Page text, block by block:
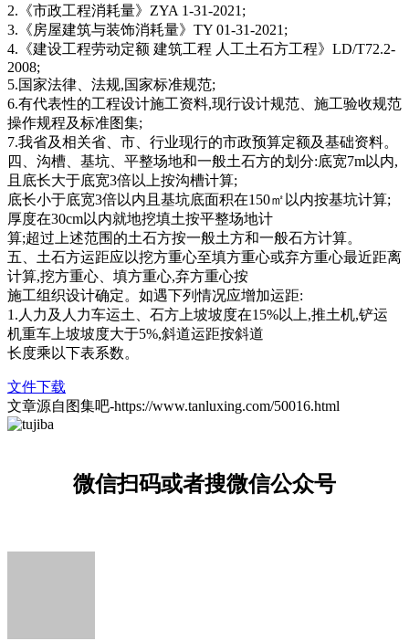
2.《市政工程消耗量》ZYA 1-31-2021;
3.《房屋建筑与装饰消耗量》TY 01-31-2021;
4.《建设工程劳动定额 建筑工程 人工土石方工程》LD/T72.2-
2008;
5.国家法律、法规,国家标准规范;
6.有代表性的工程设计施工资料,现行设计规范、施工验收规范
操作规程及标准图集;
7.我省及相关省、市、行业现行的市政预算定额及基础资料。
四、沟槽、基坑、平整场地和一般土石方的划分:底宽7m以内,
且底长大于底宽3倍以上按沟槽计算;
底长小于底宽3倍以内且基坑底面积在150㎡以内按基坑计算;
厚度在30cm以内就地挖填土按平整场地计
算;超过上述范围的土石方按一般土方和一般石方计算。
五、土石方运距应以挖方重心至填方重心或弃方重心最近距离
计算,挖方重心、填方重心,弃方重心按
施工组织设计确定。如遇下列情况应增加运距:
1.人力及人力车运土、石方上坡坡度在15%以上,推土机,铲运
机重车上坡坡度大于5%,斜道运距按斜道
长度乘以下表系数。
文件下载
文章源自图集吧-https://www.tanluxing.com/50016.html
微信扫码或者搜微信公众号